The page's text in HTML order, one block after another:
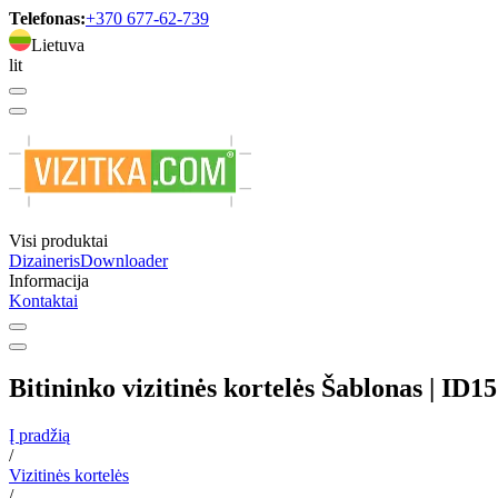
Telefonas:+370 677-62-739
Lietuva
lit
Visi produktai
DizainerisDownloader
Informacija
Kontaktai
Bitininko vizitinės kortelės Šablonas |
Į pradžią
/
Vizitinės kortelės